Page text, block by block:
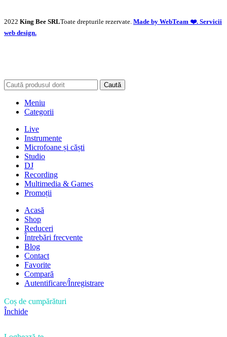
2022 King Bee SRLToate drepturile rezervate. Made by WebTeam ❤️. Servicii
web design.
Caută
Meniu
Categorii
Live
Instrumente
Microfoane și căști
Studio
DJ
Recording
Multimedia & Games
Promoții
Acasă
Shop
Reduceri
Întrebări frecvente
Blog
Contact
Favorite
Compară
Autentificare/Înregistrare
Coș de cumpărături
Închide